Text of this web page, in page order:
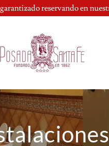
reservando en